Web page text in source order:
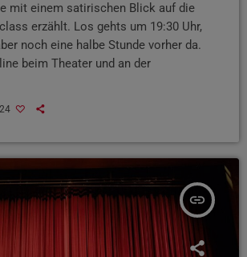
mit einem satirischen Blick auf die
erzählt. Los gehts um 19:30 Uhr,
noch eine halbe Stunde vorher da.
beim Theater und an der
24
insert_link